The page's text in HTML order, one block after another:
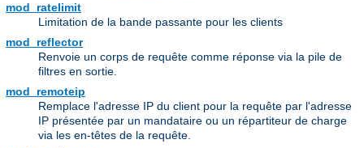
mod_ratelimit
Limitation de la bande passante pour les clients
mod_reflector
Renvoie un corps de requête comme réponse via la pile de
filtres en sortie.
mod_remoteip
Remplace l'adresse IP du client pour la requête par l'adresse
IP présentée par un mandataire ou un répartiteur de charge
via les en-têtes de la requête.